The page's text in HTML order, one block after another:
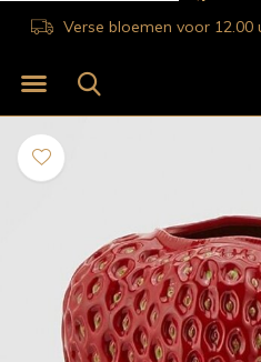
Verse bloemen voor 12.00